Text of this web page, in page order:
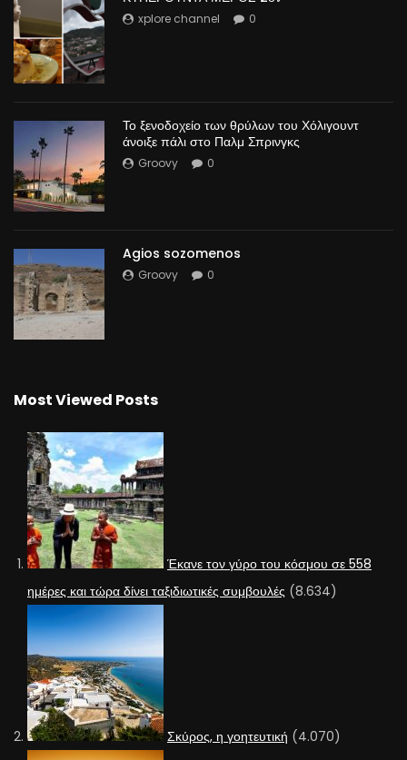
xplore channel 0
Το ξενοδοχείο των θρύλων του Χόλιγουντ
άνοιξε πάλι στο Παλμ Σπρινγκς
Groovy 0
Agios sozomenos
Groovy 0
Most Viewed Posts
Έκανε τον γύρο του κόσμου σε 558
ημέρες και τώρα δίνει ταξιδιωτικές συμβουλές (8.634)
Σκύρος, η γοητευτική (4.070)